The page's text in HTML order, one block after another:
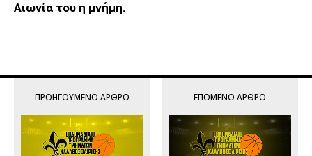
Αιωνία του η μνήμη.
ΠΡΟΗΓΟΎΜΕΝΟ ΆΡΘΡΟ ΕΠΌΜΕΝΟ ΆΡΘΡΟ